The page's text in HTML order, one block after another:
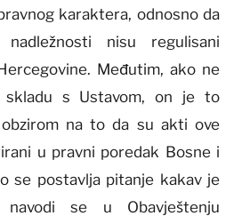
karaktera, odnosno da
nisu regulisani
Međutim, ako ne
skladu s Ustavom, on je to
na to da su akti ove
u pravni poredak Bosne i
se postavlja pitanje kakav je
navodi se u Obavještenju